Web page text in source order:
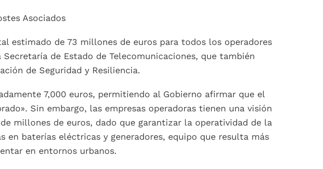
Asociados
estimado de 73 millones de euros para todos los operadores
de Estado de Telecomunicaciones, que también
de Seguridad y Resiliencia.
7,000 euros, permitiendo al Gobierno afirmar que el
Sin embargo, las empresas operadoras tienen una visión
millones de euros, dado que garantizar la operatividad de la
baterías eléctricas y generadores, equipo que resulta más
en entornos urbanos.